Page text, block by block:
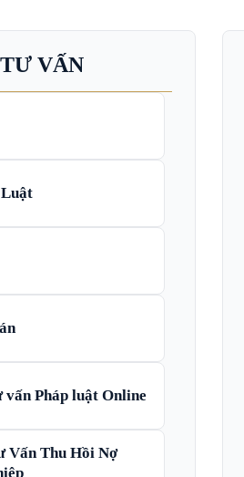
VẤN
vấn Pháp luật Online
Vấn Thu Hồi Nợ